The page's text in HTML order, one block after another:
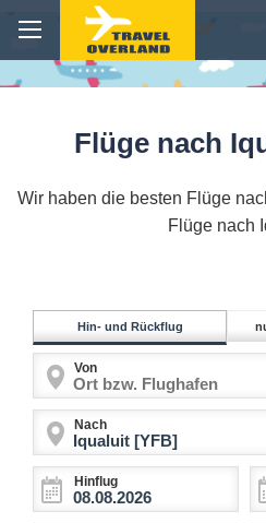
Flüge nach
Wir haben die besten Flüge
Flüge nach
Hin- und Rückflug
Von
Nach
Hinflug